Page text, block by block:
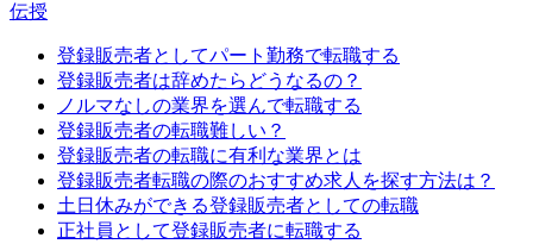
伝授
登録販売者としてパート勤務で転職する
登録販売者は辞めたらどうなるの？
ノルマなしの業界を選んで転職する
登録販売者の転職難しい？
登録販売者の転職に有利な業界とは
登録販売者転職の際のおすすめ求人を探す方法は？
土日休みができる登録販売者としての転職
正社員として登録販売者に転職する